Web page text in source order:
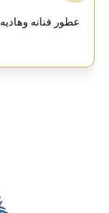
عطور فنانه وهاديه